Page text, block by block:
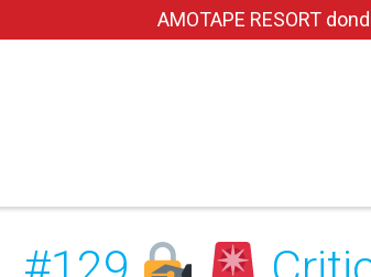
AMOTAPE RESORT